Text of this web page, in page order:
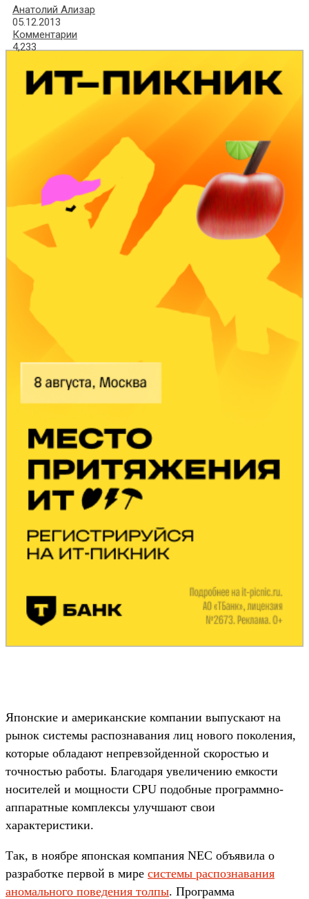
Анатолий Ализар
05.12.2013
Комментарии
4,233
Японские и американские компании выпускают на
рынок системы распознавания лиц нового поколения,
которые обладают непревзойденной скоростью и
точностью работы. Благодаря увеличению емкости
носителей и мощности CPU подобные программно-
аппаратные комплексы улучшают свои
характеристики.
Так, в ноябре японская компания NEC объявила о
разработке первой в мире системы распознавания
аномального поведения толпы. Программа